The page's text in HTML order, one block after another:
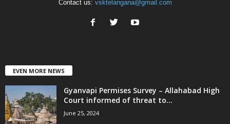
Contact us: vsktelangana@gmail.com
EVEN MORE NEWS
Gyanvapi Permises Survey – Allahabad High
Court informed of threat to...
June 25, 2024